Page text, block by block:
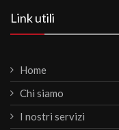
Link utili
Home
Chi siamo
I nostri servizi